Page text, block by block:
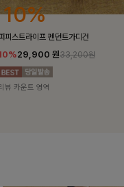
25%
밴스트라이프 스트링원
25%35,100